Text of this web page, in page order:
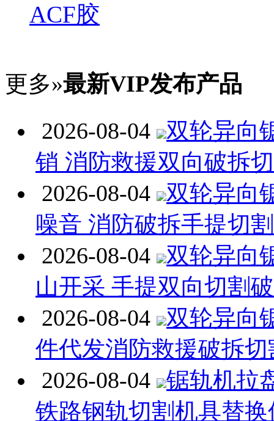
ACF胶
更多»最新VIP发布产品
2026-08-04
双轮异向
销 消防救援双向破拆
2026-08-04
双轮异向
噪音 消防破拆手提切
2026-08-04
双轮异向
山开采 手提双向切割
2026-08-04
双轮异向
件代发消防救援破拆
2026-08-04
锯轨机拉
铁路钢轨切割机具替换